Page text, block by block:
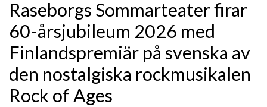
Raseborgs Sommarteater firar
60-årsjubileum 2026 med
Finlandspremiär på svenska av
den nostalgiska rockmusikalen
Rock of Ages